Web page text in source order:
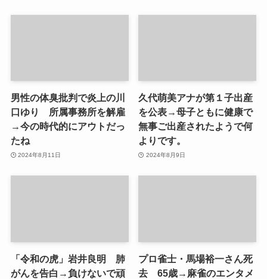
男性の体臭批判で炎上の川
口ゆり 所属事務所を解雇
→今の時代的にアウトだっ
たね
2024年8月11日
久代萌美アナが第１子出産
を公表→母子ともに健康で
無事ご出産されたようで何
よりです。
2024年8月9日
「令和の虎」岩井良明 肺
がんを告白→負けないで頑
プロ雀士・馬場裕一さん死
去 65歳→麻雀のエンタメ